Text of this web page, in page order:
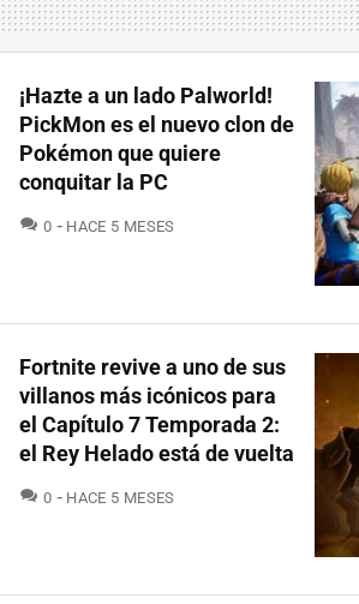
¡Hazte a un lado Palworld!
PickMon es el nuevo clon de
Pokémon que quiere
conquitar la PC
0 COMENTARIOS
HACE 5 MESES
Fortnite revive a uno de sus
villanos más icónicos para
el Capítulo 7 Temporada 2:
el Rey Helado está de vuelta
0 COMENTARIOS
HACE 5 MESES